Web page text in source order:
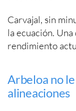
Carvajal, sin
la ecuación.
rendimiento
Arbeloa no
alineaciones